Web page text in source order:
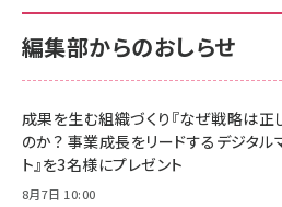
￥880
anan(アンアン
スペシャルエディシ
￥1,100
anan(アンアン
サポート正規品 メー
NIMASO ガラスフィ
すい ガイド枠付き
2枚セット
￥1,599
サポート正規品 メー
Amazon eギフトカ
￥5,000
Anker PowerLine
編集部からのおしらせ
成果を生む組織づくり『なぜ戦略は
のか？ 事業成長をリードするデジタル
ト』を3名様にプレゼント
8月7日 10:00